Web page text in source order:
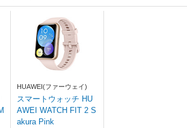
HUAWEI(ファーウェイ)
スマートウォッチ HU
AWEI WATCH FIT 2 S
akura Pink